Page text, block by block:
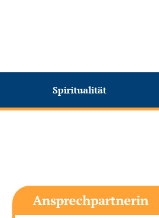
Spiritualität
Ansprechpartnerin